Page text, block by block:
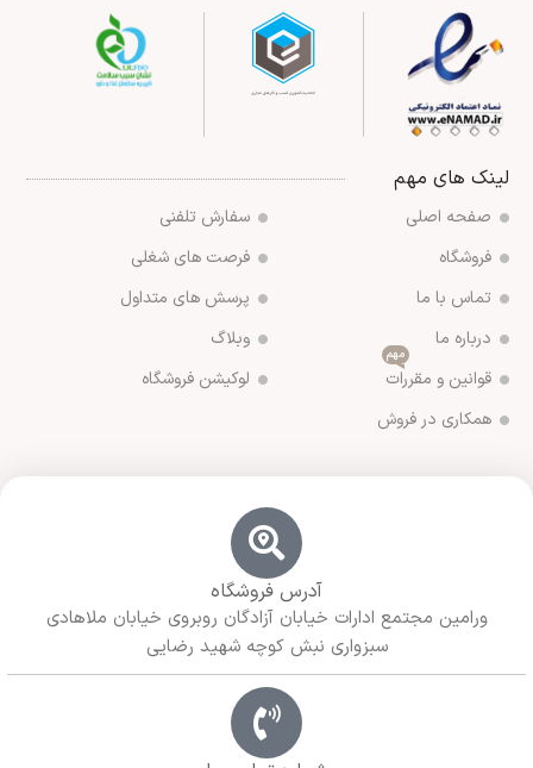
لینک های مهم
صفحه اصلی
فروشگاه
تماس با ما
درباره ما
قوانین و مقررات
مهم
همکاری در فروش
سفارش تلفنی
فرصت های شغلی
پرسش های متداول
وبلاگ
لوکیشن فروشگاه
آدرس فروشگاه
ورامین مجتمع ادارات خیابان آزادگان روبروی خیابان ملاهادی
سبزواری نبش کوچه شهید رضایی